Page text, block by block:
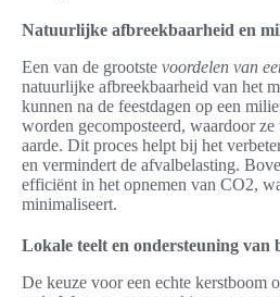
Natuurlijke afbreekbaarheid en
Een van de grootste voordelen van
natuurlijke afbreekbaarheid van het
kunnen na de feestdagen op een
worden gecomposteerd, waardoor
aarde. Dit proces helpt bij het
en vermindert de afvalbelasting.
efficiënt in het opnemen van CO2,
minimaliseert.
Lokale teelt en ondersteuning van
De keuze voor een echte kerstboom